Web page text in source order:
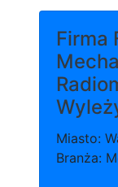
Firma
Miasto:
Branża: